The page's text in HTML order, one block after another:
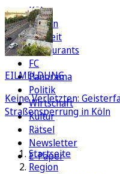
Köln
Region
Freizeit
Restaurants
FC
Panorama
Politik
Wirtschaft
Kultur
Rätsel
Newsletter
E-Paper
EILMELDUNG
Keine Verletzten:
Straßensperrung in Köln
Startseite
Region